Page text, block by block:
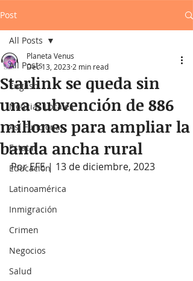
Post
All Posts
English
Noticias Locales
Así Funciona...
Estatal
Educación
Latinoamérica
Inmigración
Crimen
Negocios
Salud
All Posts
Starlink se queda sin
una subvención de 886
millones para ampliar la
banda ancha rural
Planeta Venus
Dec 13, 2023 2 min read
Por EFE | 13 de diciembre, 2023